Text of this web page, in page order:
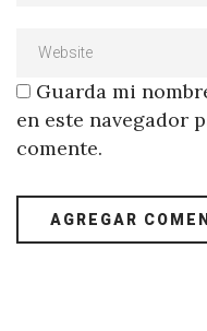
Guarda mi
en este navegador
comente.